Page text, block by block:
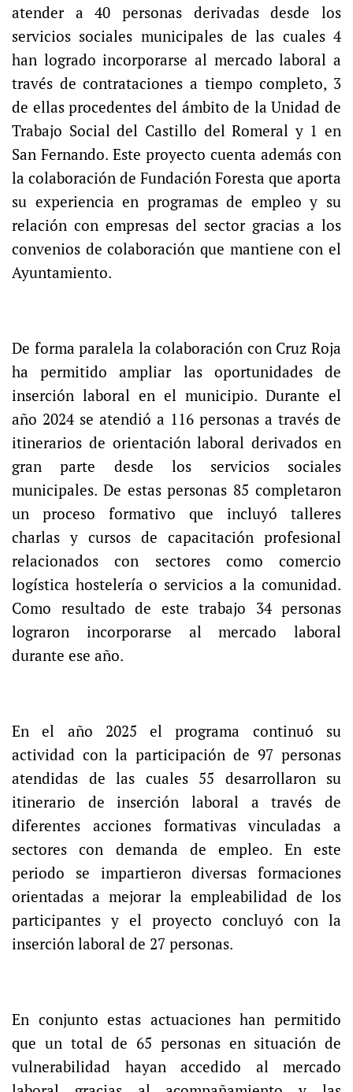
atender a 40 personas derivadas desde los
servicios sociales municipales de las cuales 4
han logrado incorporarse al mercado laboral a
través de contrataciones a tiempo completo, 3
de ellas procedentes del ámbito de la Unidad de
Trabajo Social del Castillo del Romeral y 1 en
San Fernando. Este proyecto cuenta además con
la colaboración de Fundación Foresta que aporta
su experiencia en programas de empleo y su
relación con empresas del sector gracias a los
convenios de colaboración que mantiene con el
Ayuntamiento.
De forma paralela la colaboración con Cruz Roja
ha permitido ampliar las oportunidades de
inserción laboral en el municipio. Durante el
año 2024 se atendió a 116 personas a través de
itinerarios de orientación laboral derivados en
gran parte desde los servicios sociales
municipales. De estas personas 85 completaron
un proceso formativo que incluyó talleres
charlas y cursos de capacitación profesional
relacionados con sectores como comercio
logística hostelería o servicios a la comunidad.
Como resultado de este trabajo 34 personas
lograron incorporarse al mercado laboral
durante ese año.
En el año 2025 el programa continuó su
actividad con la participación de 97 personas
atendidas de las cuales 55 desarrollaron su
itinerario de inserción laboral a través de
diferentes acciones formativas vinculadas a
sectores con demanda de empleo. En este
periodo se impartieron diversas formaciones
orientadas a mejorar la empleabilidad de los
participantes y el proyecto concluyó con la
inserción laboral de 27 personas.
En conjunto estas actuaciones han permitido
que un total de 65 personas en situación de
vulnerabilidad hayan accedido al mercado